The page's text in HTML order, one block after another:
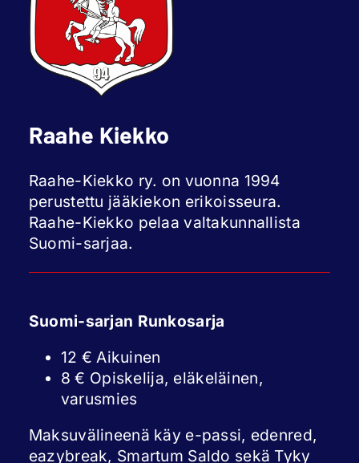
Raahe Kiekko
Raahe-Kiekko ry. on vuonna 1994
perustettu jääkiekon erikoisseura.
Raahe-Kiekko pelaa valtakunnallista
Suomi-sarjaa.
Suomi-sarjan Runkosarja
12 € Aikuinen
8 € Opiskelija, eläkeläinen,
varusmies
Maksuvälineenä käy e-passi, edenred,
eazybreak, Smartum Saldo sekä Tyky